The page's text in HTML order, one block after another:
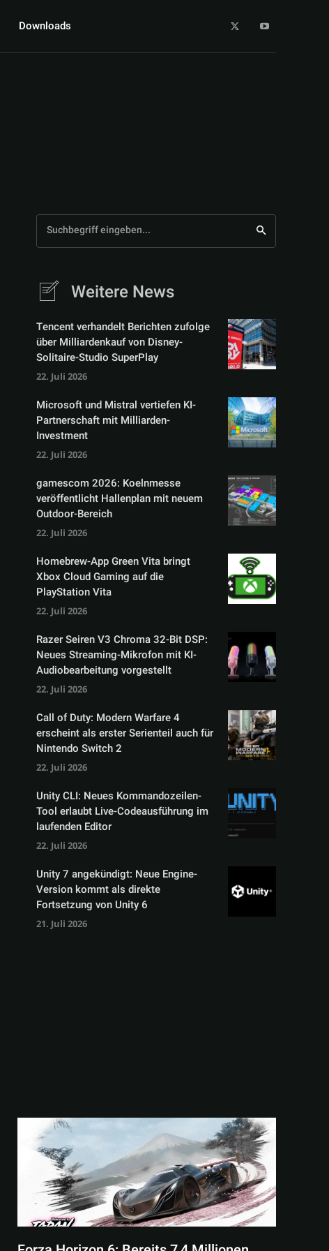
Downloads
Suchbegriff eingeben...
Weitere News
Tencent verhandelt Berichten zufolge
über Milliardenkauf von Disney-
Solitaire-Studio SuperPlay
22. Juli 2026
Microsoft und Mistral vertiefen KI-
Partnerschaft mit Milliarden-
Investment
22. Juli 2026
gamescom 2026: Koelnmesse
veröffentlicht Hallenplan mit neuem
Outdoor-Bereich
22. Juli 2026
Homebrew-App Green Vita bringt
Xbox Cloud Gaming auf die
PlayStation Vita
22. Juli 2026
Razer Seiren V3 Chroma 32-Bit DSP:
Neues Streaming-Mikrofon mit KI-
Audiobearbeitung vorgestellt
22. Juli 2026
Call of Duty: Modern Warfare 4
erscheint als erster Serienteil auch für
Nintendo Switch 2
22. Juli 2026
Unity CLI: Neues Kommandozeilen-
Tool erlaubt Live-Codeausführung im
laufenden Editor
22. Juli 2026
Unity 7 angekündigt: Neue Engine-
Version kommt als direkte
Fortsetzung von Unity 6
21. Juli 2026